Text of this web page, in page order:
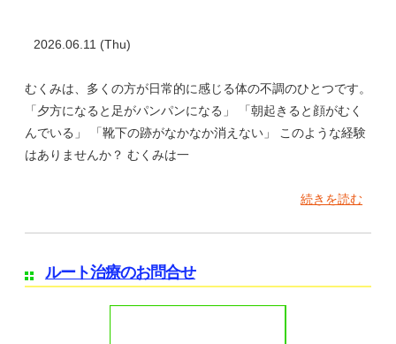
2026.06.11 (Thu)
むくみは、多くの方が日常的に感じる体の不調のひとつです。
「夕方になると足がパンパンになる」 「朝起きると顔がむく
んでいる」 「靴下の跡がなかなか消えない」 このような経験
はありませんか？ むくみは一
続きを読む
ルート治療のお問合せ